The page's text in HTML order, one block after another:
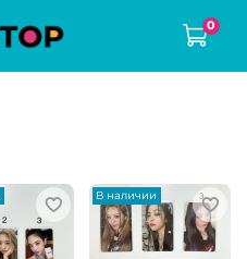
0
В наличии